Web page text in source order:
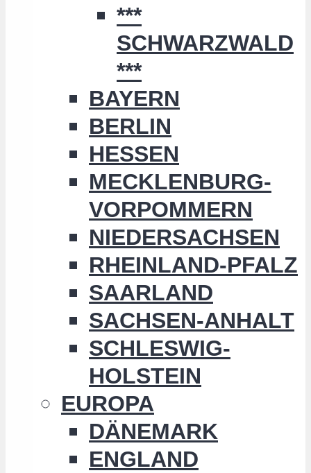
***
SCHWARZWALD
***
BAYERN
BERLIN
HESSEN
MECKLENBURG-
VORPOMMERN
NIEDERSACHSEN
RHEINLAND-PFALZ
SAARLAND
SACHSEN-ANHALT
SCHLESWIG-
HOLSTEIN
EUROPA
DÄNEMARK
ENGLAND